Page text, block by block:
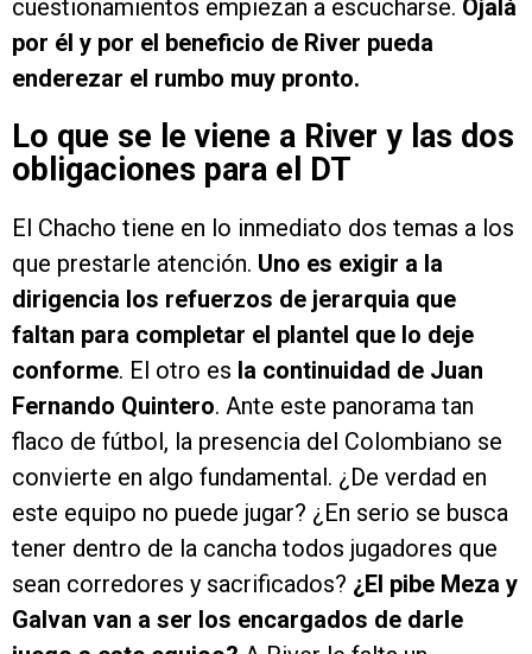
cuestionamientos empiezan a escucharse. Ojalá
por él y por el beneficio de River pueda
enderezar el rumbo muy pronto.
Lo que se le viene a River y las dos
obligaciones para el DT
El Chacho tiene en lo inmediato dos temas a los
que prestarle atención. Uno es exigir a la
dirigencia los refuerzos de jerarquia que
faltan para completar el plantel que lo deje
conforme. El otro es la continuidad de Juan
Fernando Quintero. Ante este panorama tan
flaco de fútbol, la presencia del Colombiano se
convierte en algo fundamental. ¿De verdad en
este equipo no puede jugar? ¿En serio se busca
tener dentro de la cancha todos jugadores que
sean corredores y sacrificados? ¿El pibe Meza y
Galvan van a ser los encargados de darle